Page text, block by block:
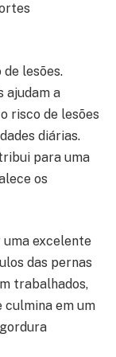
lesões.
ajudam a
risco de lesões
diárias.
para uma
os
uma excelente
das pernas
trabalhados,
culmina em um